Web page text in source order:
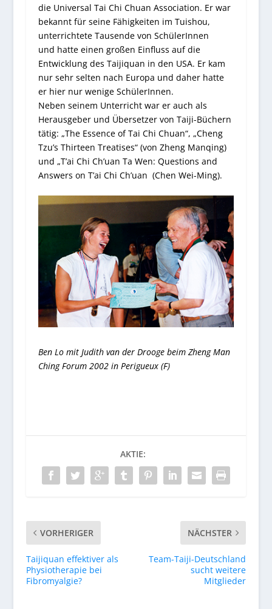
die Universal Tai Chi Chuan Association. Er war
bekannt für seine Fähigkeiten im Tuishou,
unterrichtete Tausende von SchülerInnen
und hatte einen großen Einfluss auf die
Entwicklung des Taijiquan in den USA. Er kam
nur sehr selten nach Europa und daher hatte
er hier nur wenige SchülerInnen.
Neben seinem Unterricht war er auch als
Herausgeber und Übersetzer von Taiji-Büchern
tätig: „The Essence of Tai Chi Chuan“, „Cheng
Tzu’s Thirteen Treatises“ (von Zheng Manqing)
und „T’ai Chi Ch’uan Ta Wen: Questions and
Answers on T’ai Chi Ch’uan (Chen Wei-Ming).
Ben Lo mit Judith van der Drooge beim Zheng Man
Ching Forum 2002 in Perigueux (F)
AKTIE:
VORHERIGER
Taijiquan effektiver als
Physiotherapie bei
Fibromyalgie?
NÄCHSTER
Team-Taiji-Deutschland
sucht weitere
Mitglieder